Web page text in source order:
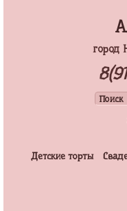
город
Детские торты